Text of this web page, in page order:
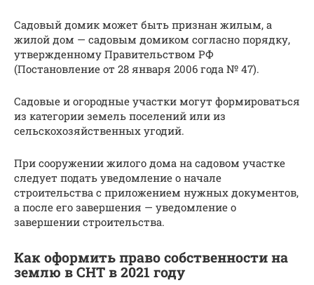
Садовый домик может быть признан жилым, а
жилой дом — садовым домиком согласно порядку,
утвержденному Правительством РФ
(Постановление от 28 января 2006 года № 47).
Садовые и огородные участки могут формироваться
из категории земель поселений или из
сельскохозяйственных угодий.
При сооружении жилого дома на садовом участке
следует подать уведомление о начале
строительства с приложением нужных документов,
а после его завершения — уведомление о
завершении строительства.
Как оформить право собственности на
землю в СНТ в 2021 году